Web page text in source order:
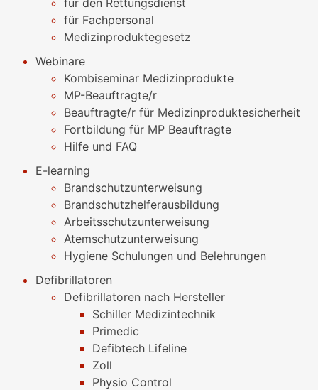
für Fachpersonal
Medizinproduktegesetz
Webinare
Kombiseminar Medizinprodukte
MP-Beauftragte/r
Beauftragte/r für Medizinproduktesicherheit
Fortbildung für MP Beauftragte
Hilfe und FAQ
E-learning
Brandschutzunterweisung
Brandschutzhelferausbildung
Arbeitsschutzunterweisung
Atemschutzunterweisung
Hygiene Schulungen und Belehrungen
Defibrillatoren
Defibrillatoren nach Hersteller
Schiller Medizintechnik
Primedic
Defibtech Lifeline
Zoll
Physio Control